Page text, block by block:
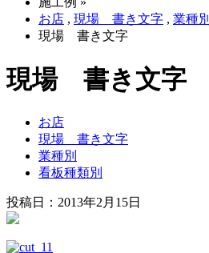
お店 , 現場 書き文字 , 業種別
現場 書き文字
現場 書き文字
お店
現場 書き文字
業種別
看板種類別
投稿日：2013年2月15日